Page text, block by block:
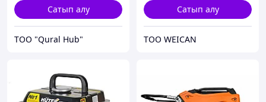
Сатып алу
ТОО "Qural Hub"
Сатып алу
ТОО WEICAN